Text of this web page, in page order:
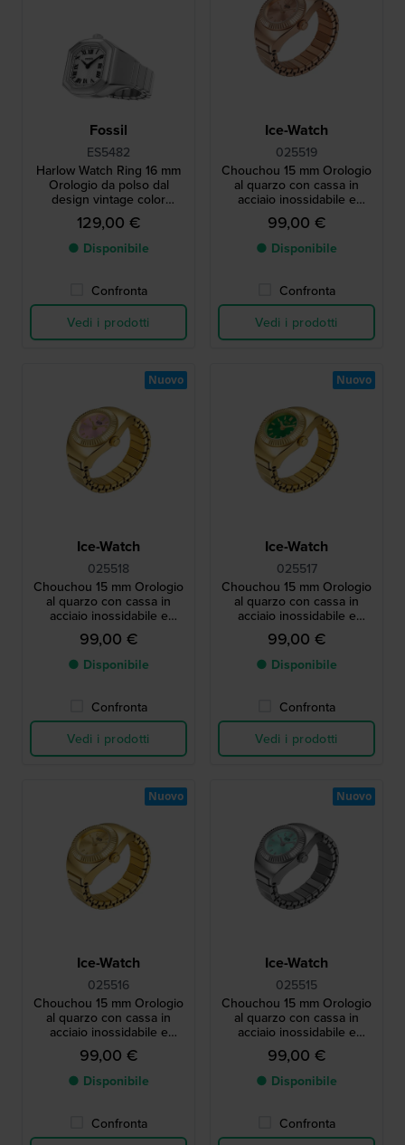
Fossil
ES5482
Harlow Watch Ring 16 mm
Orologio da polso dal
design vintage color
argento con cassa
ottagonale
129,00 €
● Disponibile
Confronta
Vedi i prodotti
Ice-Watch
025519
Chouchou 15 mm Orologio
al quarzo con cassa in
acciaio inossidabile e
bracciale elastico
99,00 €
● Disponibile
Confronta
Vedi i prodotti
Ice-Watch
025518
Chouchou 15 mm Orologio
al quarzo con cassa in
acciaio inossidabile e
bracciale elastico
99,00 €
● Disponibile
Confronta
Vedi i prodotti
Nuovo
Ice-Watch
025517
Chouchou 15 mm Orologio
al quarzo con cassa in
acciaio inossidabile e
bracciale elastico
99,00 €
● Disponibile
Confronta
Vedi i prodotti
Nuovo
Ice-Watch
025516
Chouchou 15 mm Orologio
al quarzo con cassa in
acciaio inossidabile e
bracciale elastico
99,00 €
● Disponibile
Confronta
Nuovo
Ice-Watch
025515
Chouchou 15 mm Orologio
al quarzo con cassa in
acciaio inossidabile e
bracciale elastico
99,00 €
● Disponibile
Confronta
Nuovo